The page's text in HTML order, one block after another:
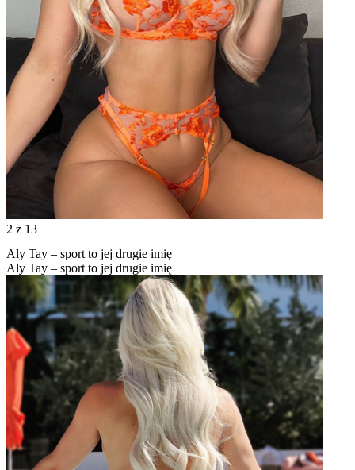
2 z 13
Aly Tay – sport to jej drugie imię
Aly Tay – sport to jej drugie imię